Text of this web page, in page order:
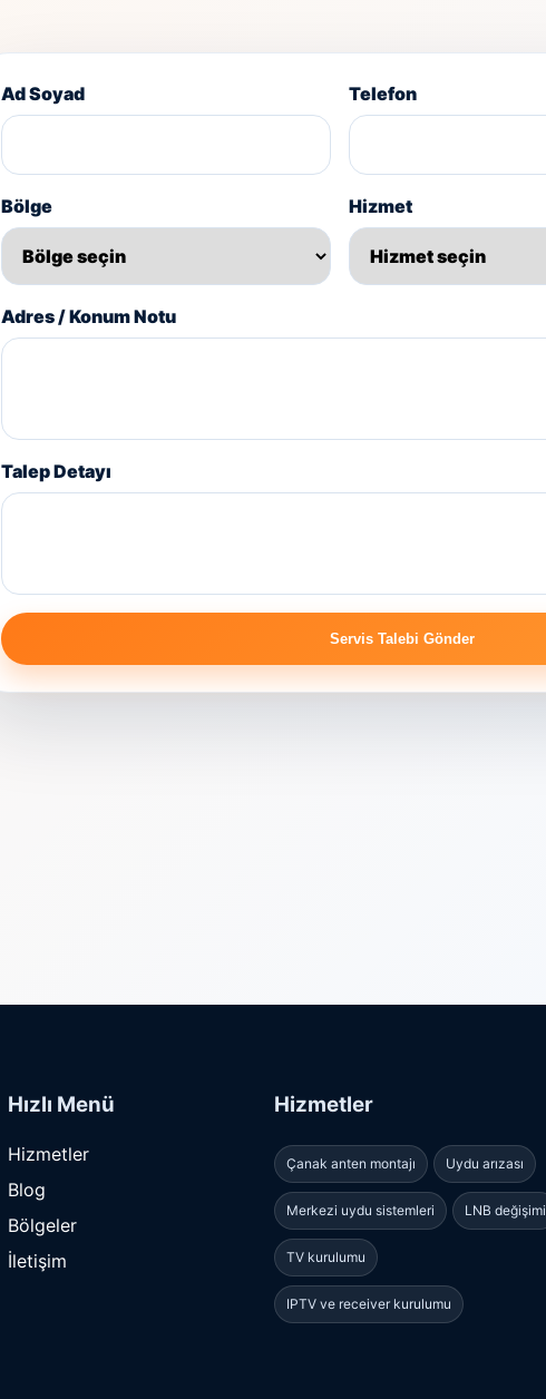
Ad Soyad Telefon
Bölge Hizmet
Adres / Konum Notu
Talep Detayı
Servis Talebi Gönder
Hızlı Menü
Hizmetler
Blog
Bölgeler
İletişim
Hizmetler
Çanak anten montajı Uydu arızası
Merkezi uydu sistemleri LNB değişimi
TV kurulumu
IPTV ve receiver kurulumu